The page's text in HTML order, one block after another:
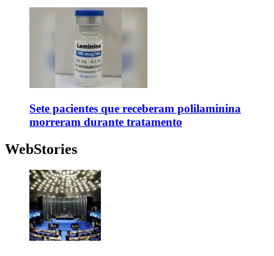
Sete pacientes que receberam polilaminina
morreram durante tratamento
WebStories